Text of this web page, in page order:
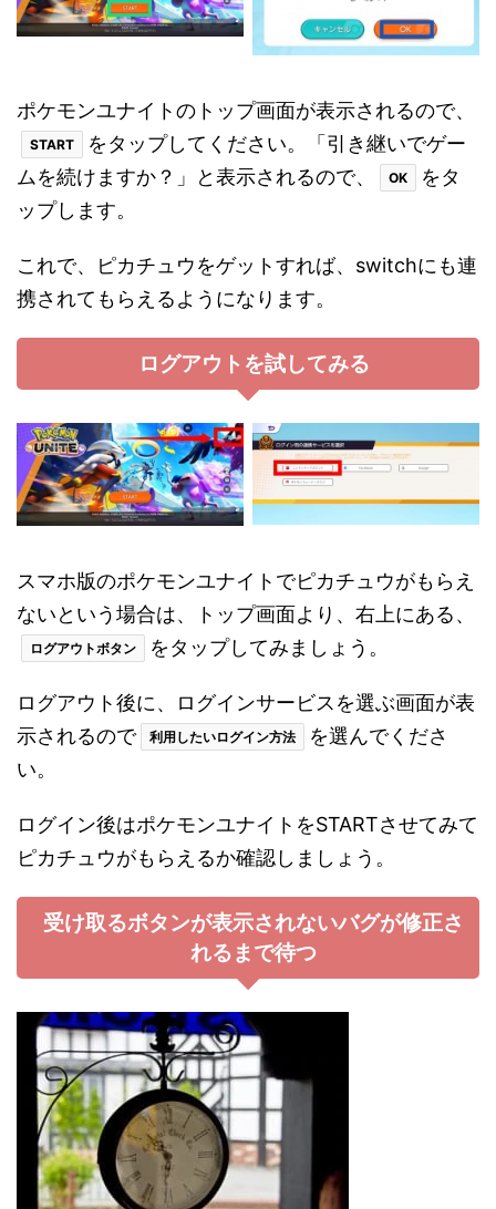
ポケモンユナイトのトップ画面が表示されるので、
START
をタップしてください。「引き継いでゲー
ムを続けますか？」と表示されるので、
OK
をタ
ップします。
これで、ピカチュウをゲットすれば、switchにも連
携されてもらえるようになります。
ログアウトを試してみる
スマホ版のポケモンユナイトでピカチュウがもらえ
ないという場合は、トップ画面より、右上にある、
ログアウトボタン をタップしてみましょう。
ログアウト後に、ログインサービスを選ぶ画面が表
示されるので
利用したいログイン方法
を選んでくださ
い。
ログイン後はポケモンユナイトをSTARTさせてみて
ピカチュウがもらえるか確認しましょう。
受け取るボタンが表示されないバグが修正さ
れるまで待つ